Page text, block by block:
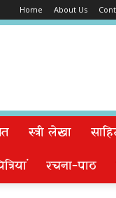
Home About Us
स्त्री लेखा
रचना-पाठ